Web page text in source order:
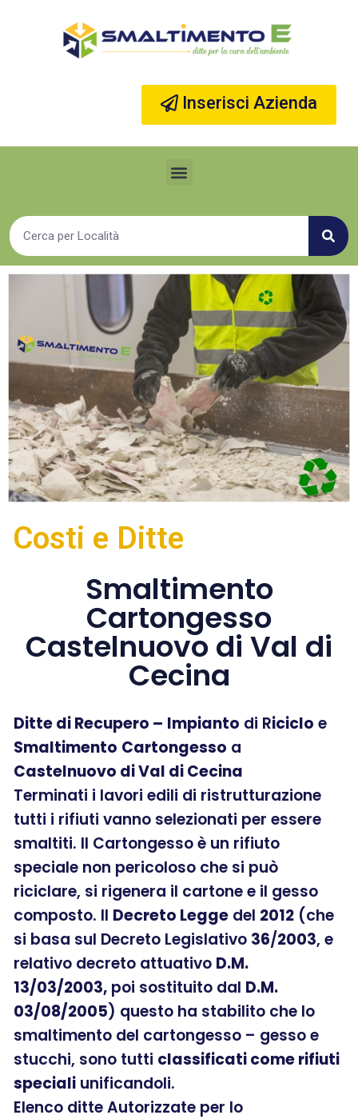
Inserisci Azienda
Costi e Ditte
Smaltimento
Cartongesso
Castelnuovo di Val di
Cecina
Ditte di Recupero – Impianto di Riciclo e
Smaltimento Cartongesso a
Castelnuovo di Val di Cecina
Terminati i lavori edili di ristrutturazione
tutti i rifiuti vanno selezionati per essere
smaltiti. Il Cartongesso è un rifiuto
speciale non pericoloso che si può
riciclare, si rigenera il cartone e il gesso
composto. Il Decreto Legge del 2012 (che
si basa sul Decreto Legislativo 36/2003, e
relativo decreto attuativo D.M.
13/03/2003, poi sostituito dal D.M.
03/08/2005) questo ha stabilito che lo
smaltimento del cartongesso – gesso e
stucchi, sono tutti classificati come rifiuti
speciali unificandoli.
Elenco ditte Autorizzate per lo